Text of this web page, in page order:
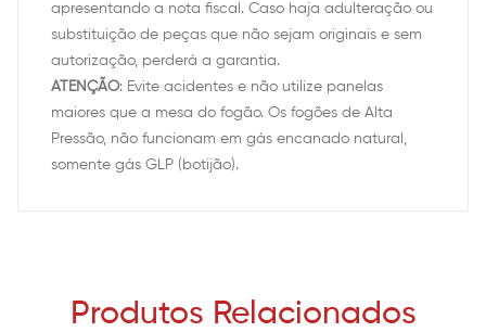
apresentando a nota fiscal. Caso haja adulteração ou
substituição de peças que não sejam originais e sem
autorização, perderá a garantia.
ATENÇÃO: Evite acidentes e não utilize panelas
maiores que a mesa do fogão. Os fogões de Alta
Pressão, não funcionam em gás encanado natural,
somente gás GLP (botijão).
Produtos Relacionados